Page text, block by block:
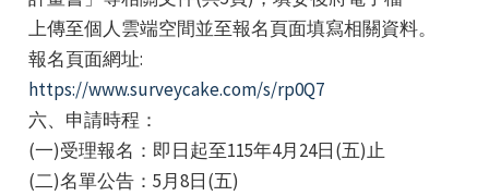
上傳至個人雲端空間並至報名頁面填寫相關資料。
報名頁面網址:
https://www.surveycake.com/s/rp0Q7
六、申請時程：
(一)受理報名：即日起至115年4月24日(五)止
(二)名單公告：5月8日(五)